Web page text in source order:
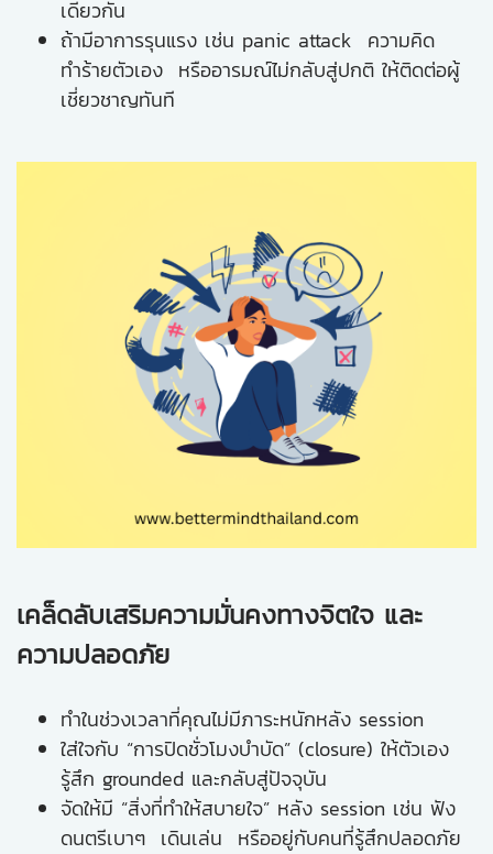
เดียวกัน
ถ้ามีอาการรุนแรง เช่น panic attack ความคิด
ทำร้ายตัวเอง หรืออารมณ์ไม่กลับสู่ปกติ ให้ติดต่อผู้
เชี่ยวชาญทันที
เคล็ดลับเสริมความมั่นคงทางจิตใจ และ
ความปลอดภัย
ทำในช่วงเวลาที่คุณไม่มีภาระหนักหลัง session
ใส่ใจกับ “การปิดชั่วโมงบำบัด” (closure) ให้ตัวเอง
รู้สึก grounded และกลับสู่ปัจจุบัน
จัดให้มี “สิ่งที่ทำให้สบายใจ” หลัง session เช่น ฟัง
ดนตรีเบาๆ เดินเล่น หรืออยู่กับคนที่รู้สึกปลอดภัย